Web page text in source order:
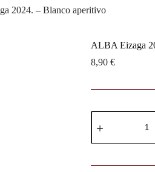
2024. – Blanco aperitivo
ALBA Eizaga
8,90 €